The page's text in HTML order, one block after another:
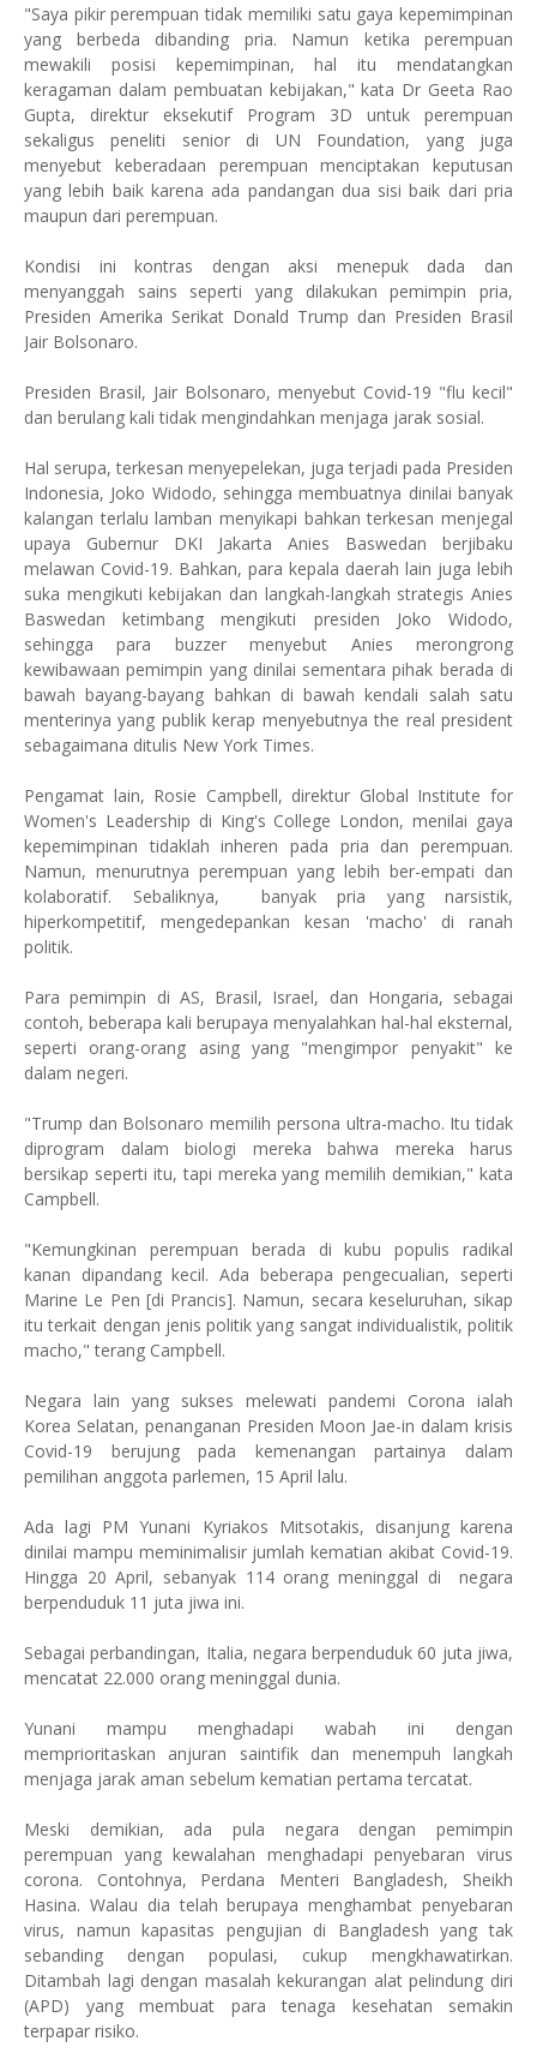
"Saya pikir perempuan tidak memiliki satu gaya kepemimpinan
yang berbeda dibanding pria. Namun ketika perempuan
mewakili posisi kepemimpinan, hal itu mendatangkan
keragaman dalam pembuatan kebijakan," kata Dr Geeta Rao
Gupta, direktur eksekutif Program 3D untuk perempuan
sekaligus peneliti senior di UN Foundation, yang juga
menyebut keberadaan perempuan menciptakan keputusan
yang lebih baik karena ada pandangan dua sisi baik dari pria
maupun dari perempuan.
Kondisi ini kontras dengan aksi menepuk dada dan
menyanggah sains seperti yang dilakukan pemimpin pria,
Presiden Amerika Serikat Donald Trump dan Presiden Brasil
Jair Bolsonaro.
Presiden Brasil, Jair Bolsonaro, menyebut Covid-19 "flu kecil"
dan berulang kali tidak mengindahkan menjaga jarak sosial.
Hal serupa, terkesan menyepelekan, juga terjadi pada Presiden
Indonesia, Joko Widodo, sehingga membuatnya dinilai banyak
kalangan terlalu lamban menyikapi bahkan terkesan menjegal
upaya Gubernur DKI Jakarta Anies Baswedan berjibaku
melawan Covid-19. Bahkan, para kepala daerah lain juga lebih
suka mengikuti kebijakan dan langkah-langkah strategis Anies
Baswedan ketimbang mengikuti presiden Joko Widodo,
sehingga para buzzer menyebut Anies merongrong
kewibawaan pemimpin yang dinilai sementara pihak berada di
bawah bayang-bayang bahkan di bawah kendali salah satu
menterinya yang publik kerap menyebutnya the real president
sebagaimana ditulis New York Times.
Pengamat lain, Rosie Campbell, direktur Global Institute for
Women's Leadership di King's College London, menilai gaya
kepemimpinan tidaklah inheren pada pria dan perempuan.
Namun, menurutnya perempuan yang lebih ber-empati dan
kolaboratif. Sebaliknya, banyak pria yang narsistik,
hiperkompetitif, mengedepankan kesan 'macho' di ranah
politik.
Para pemimpin di AS, Brasil, Israel, dan Hongaria, sebagai
contoh, beberapa kali berupaya menyalahkan hal-hal eksternal,
seperti orang-orang asing yang "mengimpor penyakit" ke
dalam negeri.
"Trump dan Bolsonaro memilih persona ultra-macho. Itu tidak
diprogram dalam biologi mereka bahwa mereka harus
bersikap seperti itu, tapi mereka yang memilih demikian," kata
Campbell.
"Kemungkinan perempuan berada di kubu populis radikal
kanan dipandang kecil. Ada beberapa pengecualian, seperti
Marine Le Pen [di Prancis]. Namun, secara keseluruhan, sikap
itu terkait dengan jenis politik yang sangat individualistik, politik
macho," terang Campbell.
Negara lain yang sukses melewati pandemi Corona ialah
Korea Selatan, penanganan Presiden Moon Jae-in dalam krisis
Covid-19 berujung pada kemenangan partainya dalam
pemilihan anggota parlemen, 15 April lalu.
Ada lagi PM Yunani Kyriakos Mitsotakis, disanjung karena
dinilai mampu meminimalisir jumlah kematian akibat Covid-19.
Hingga 20 April, sebanyak 114 orang meninggal di negara
berpenduduk 11 juta jiwa ini.
Sebagai perbandingan, Italia, negara berpenduduk 60 juta jiwa,
mencatat 22.000 orang meninggal dunia.
Yunani mampu menghadapi wabah ini dengan
memprioritaskan anjuran saintifik dan menempuh langkah
menjaga jarak aman sebelum kematian pertama tercatat.
Meski demikian, ada pula negara dengan pemimpin
perempuan yang kewalahan menghadapi penyebaran virus
corona. Contohnya, Perdana Menteri Bangladesh, Sheikh
Hasina. Walau dia telah berupaya menghambat penyebaran
virus, namun kapasitas pengujian di Bangladesh yang tak
sebanding dengan populasi, cukup mengkhawatirkan.
Ditambah lagi dengan masalah kekurangan alat pelindung diri
(APD) yang membuat para tenaga kesehatan semakin
terpapar risiko.